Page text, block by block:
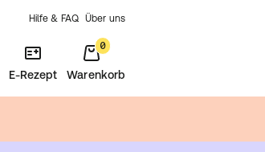
Hilfe & FAQ Über uns
E-Rezept
0
Warenkorb